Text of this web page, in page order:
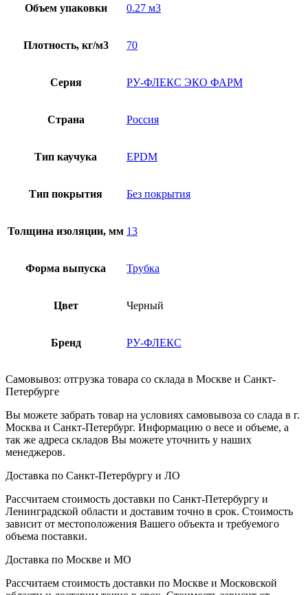
Объем упаковки 0.27 м3
Плотность, кг/м3 70
Серия РУ-ФЛЕКС ЭКО ФАРМ
Страна Россия
Тип каучука EPDM
Тип покрытия Без покрытия
Толщина изоляции, мм 13
Форма выпуска Трубка
Цвет Черный
Бренд РУ-ФЛЕКС
Самовывоз: отгрузка товара со склада в Москве и Санкт-
Петербурге
Вы можете забрать товар на условиях самовывоза со слада в г.
Москва и Санкт-Петербург. Информацию о весе и объеме, а
так же адреса складов Вы можете уточнить у наших
менеджеров.
Доставка по Санкт-Петербургу и ЛО
Рассчитаем стоимость доставки по Санкт-Петербургу и
Ленинградской области и доставим точно в срок. Стоимость
зависит от местоположения Вашего объекта и требуемого
объема поставки.
Доставка по Москве и МО
Рассчитаем стоимость доставки по Москве и Московской